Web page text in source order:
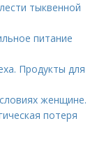
тыквенной
питание
Продукты для
женщине.
потеря